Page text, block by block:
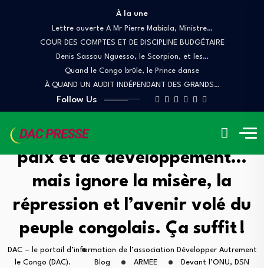
À la une
Lettre ouverte A Mr Pierre Mabiala, Ministre…
COUR DES COMPTES ET DE DISCIPLINE BUDGÉTAIRE
Denis Sassou Nguesso, le Scorpion, et les…
Quand le Congo brûle, le Prince danse
À QUAND UN AUDIT INDÉPENDANT DES GRANDS…
Follow Us
Devant l’ONU, DSN parle de
paix et de développement…
mais ignore la misère, la
répression et l’avenir volé du
peuple congolais. Ça suffit !
DAC – le portail d’information de l’association Développer Autrement
le Congo (DAC).
Blog ARMEE
Devant l’ONU, DSN